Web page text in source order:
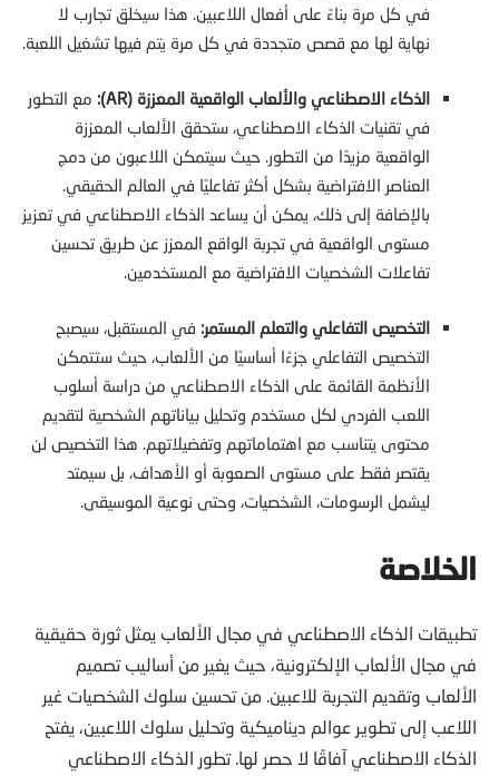
في كل مرة بناءً على أفعال اللاعبين. هذا سيخلق تجارب لا
نهاية لها مع قصص متجددة في كل مرة يتم فيها تشغيل اللعبة.
الذكاء الاصطناعي والألعاب الواقعية المعززة (AR):
مع التطور
في تقنيات الذكاء الاصطناعي، ستحقق الألعاب المعززة
الواقعية مزيدًا من التطور. حيث سيتمكن اللاعبون من دمج
العناصر الافتراضية بشكل أكثر تفاعليًا في العالم الحقيقي.
بالإضافة إلى ذلك، يمكن أن يساعد الذكاء الاصطناعي في تعزيز
مستوى الواقعية في تجربة الواقع المعزز عن طريق تحسين
تفاعلات الشخصيات الافتراضية مع المستخدمين.
التخصيص التفاعلي والتعلم المستمر: في المستقبل، سيصبح
التخصيص التفاعلي جزءًا أساسيًا من الألعاب، حيث ستتمكن
الأنظمة القائمة على الذكاء الاصطناعي من دراسة أسلوب
اللعب الفردي لكل مستخدم وتحليل بياناتهم الشخصية لتقديم
محتوى يتناسب مع اهتماماتهم وتفضيلاتهم. هذا التخصيص لن
يقتصر فقط على مستوى الصعوبة أو الأهداف، بل سيمتد
ليشمل الرسومات، الشخصيات، وحتى نوعية الموسيقى.
الخلاصة
تطبيقات الذكاء الاصطناعي في مجال الألعاب يمثل ثورة حقيقية
في مجال الألعاب الإلكترونية، حيث يغير من أساليب تصميم
الألعاب وتقديم التجربة للاعبين. من تحسين سلوك الشخصيات غير
اللاعب إلى تطوير عوالم ديناميكية وتحليل سلوك اللاعبين، يفتح
الذكاء الاصطناعي آفاقًا لا حصر لها. تطور الذكاء الاصطناعي